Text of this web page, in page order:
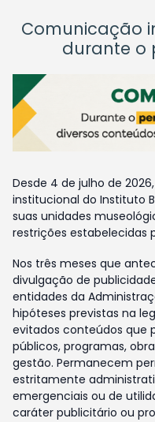
Comunicação
durante o
Desde 4 de julho de
institucional do Instituto
suas unidades
restrições estabelecidas
Nos três meses que
divulgação de
entidades da
hipóteses previstas na
evitados conteúdos que
públicos, programas,
gestão. Permanecem
estritamente
emergenciais ou de
caráter publicitário ou